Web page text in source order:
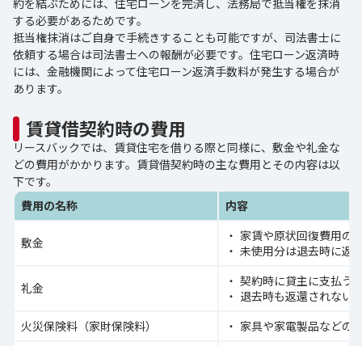
する必要があるためです。
抵当権抹消はご自身で手続きすることも可能ですが、司法書士に
依頼する場合は司法書士への報酬が必要です。住宅ローン返済時
には、金融機関によって住宅ローン返済手数料が発生する場合が
あります。
賃貸借契約時の費用
リースバックでは、賃貸住宅を借りる際と同様に、敷金や礼金な
どの費用がかかります。賃貸借契約時の主な費用とその内容は以
下です。
費用の名称
内容
敷金
家賃や原状回復費用の
未使用分は退去時に返
礼金
契約時に貸主に支払う
退去時も返還されない
火災保険料（家財保険料）
家具や家電製品などの